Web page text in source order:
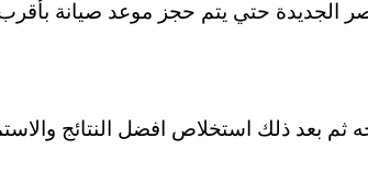
الجديدة حتي يتم حجز موعد صيانة
بعد ذلك استخلاص افضل النتائج